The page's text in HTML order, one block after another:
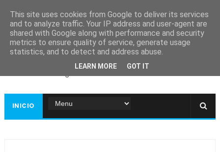
Ayuntamiento de
Guadiana
INICIO
This site uses cookies from Google to deliver its services
and to analyze traffic. Your IP address and user-agent are
shared with Google along with performance and security
metrics to ensure quality of service, generate usage
statistics, and to detect and address abuse.
LEARN MORE GOT IT